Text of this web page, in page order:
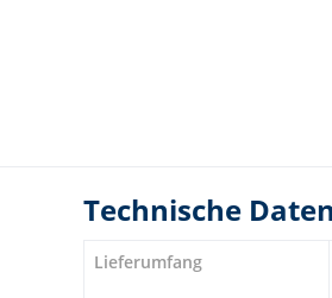
Technische
Lieferumfang